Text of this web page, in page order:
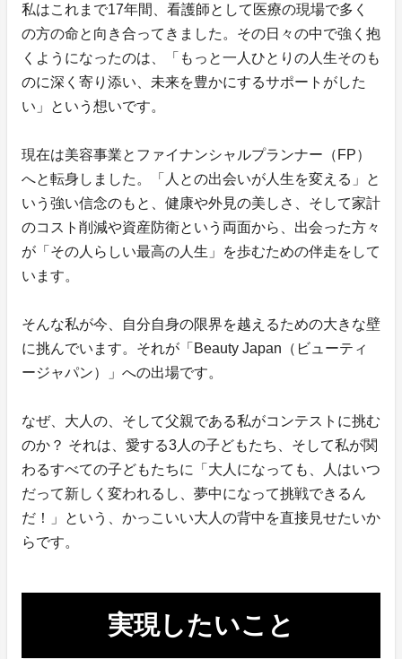
私はこれまで17年間、看護師として医療の現場で多く
の方の命と向き合ってきました。その日々の中で強く抱
くようになったのは、「もっと一人ひとりの人生そのも
のに深く寄り添い、未来を豊かにするサポートがした
い」という想いです。
現在は美容事業とファイナンシャルプランナー（FP）
へと転身しました。「人との出会いが人生を変える」と
いう強い信念のもと、健康や外見の美しさ、そして家計
のコスト削減や資産防衛という両面から、出会った方々
が「その人らしい最高の人生」を歩むための伴走をして
います。
そんな私が今、自分自身の限界を越えるための大きな壁
に挑んでいます。それが「Beauty Japan（ビューティ
ージャパン）」への出場です。
なぜ、大人の、そして父親である私がコンテストに挑む
のか？ それは、愛する3人の子どもたち、そして私が関
わるすべての子どもたちに「大人になっても、人はいつ
だって新しく変われるし、夢中になって挑戦できるん
だ！」という、かっこいい大人の背中を直接見せたいか
らです。
実現したいこと